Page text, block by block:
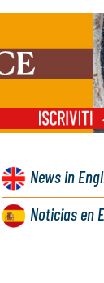
Newsin
Noticiasen